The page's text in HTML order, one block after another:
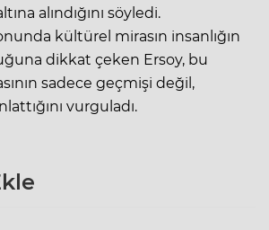
alındığını söyledi.
kültürel mirasın insanlığın
dikkat çeken Ersoy, bu
sadece geçmişi değil,
vurguladı.